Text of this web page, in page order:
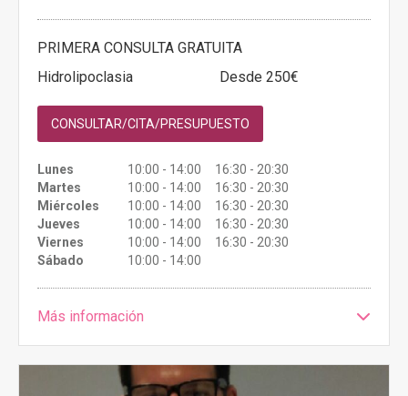
PRIMERA CONSULTA GRATUITA
Hidrolipoclasia
Desde 250€
CONSULTAR/CITA/PRESUPUESTO
Lunes
10:00 - 14:00 16:30 - 20:30
Martes
10:00 - 14:00 16:30 - 20:30
Miércoles
10:00 - 14:00 16:30 - 20:30
Jueves
10:00 - 14:00 16:30 - 20:30
Viernes
10:00 - 14:00 16:30 - 20:30
Sábado
10:00 - 14:00
Más información